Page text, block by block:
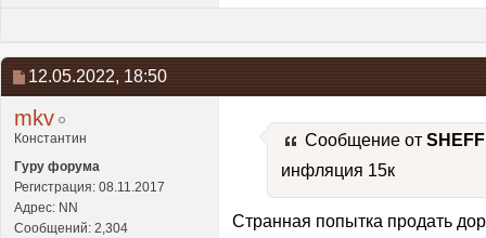
12.05.2022, 18:50
mkv
Константин
Гуру форума
Регистрация: 08.11.2017
Адрес: NN
Сообщений: 2,304
Сообщение от
инфляция 15к
Странная попытка продать